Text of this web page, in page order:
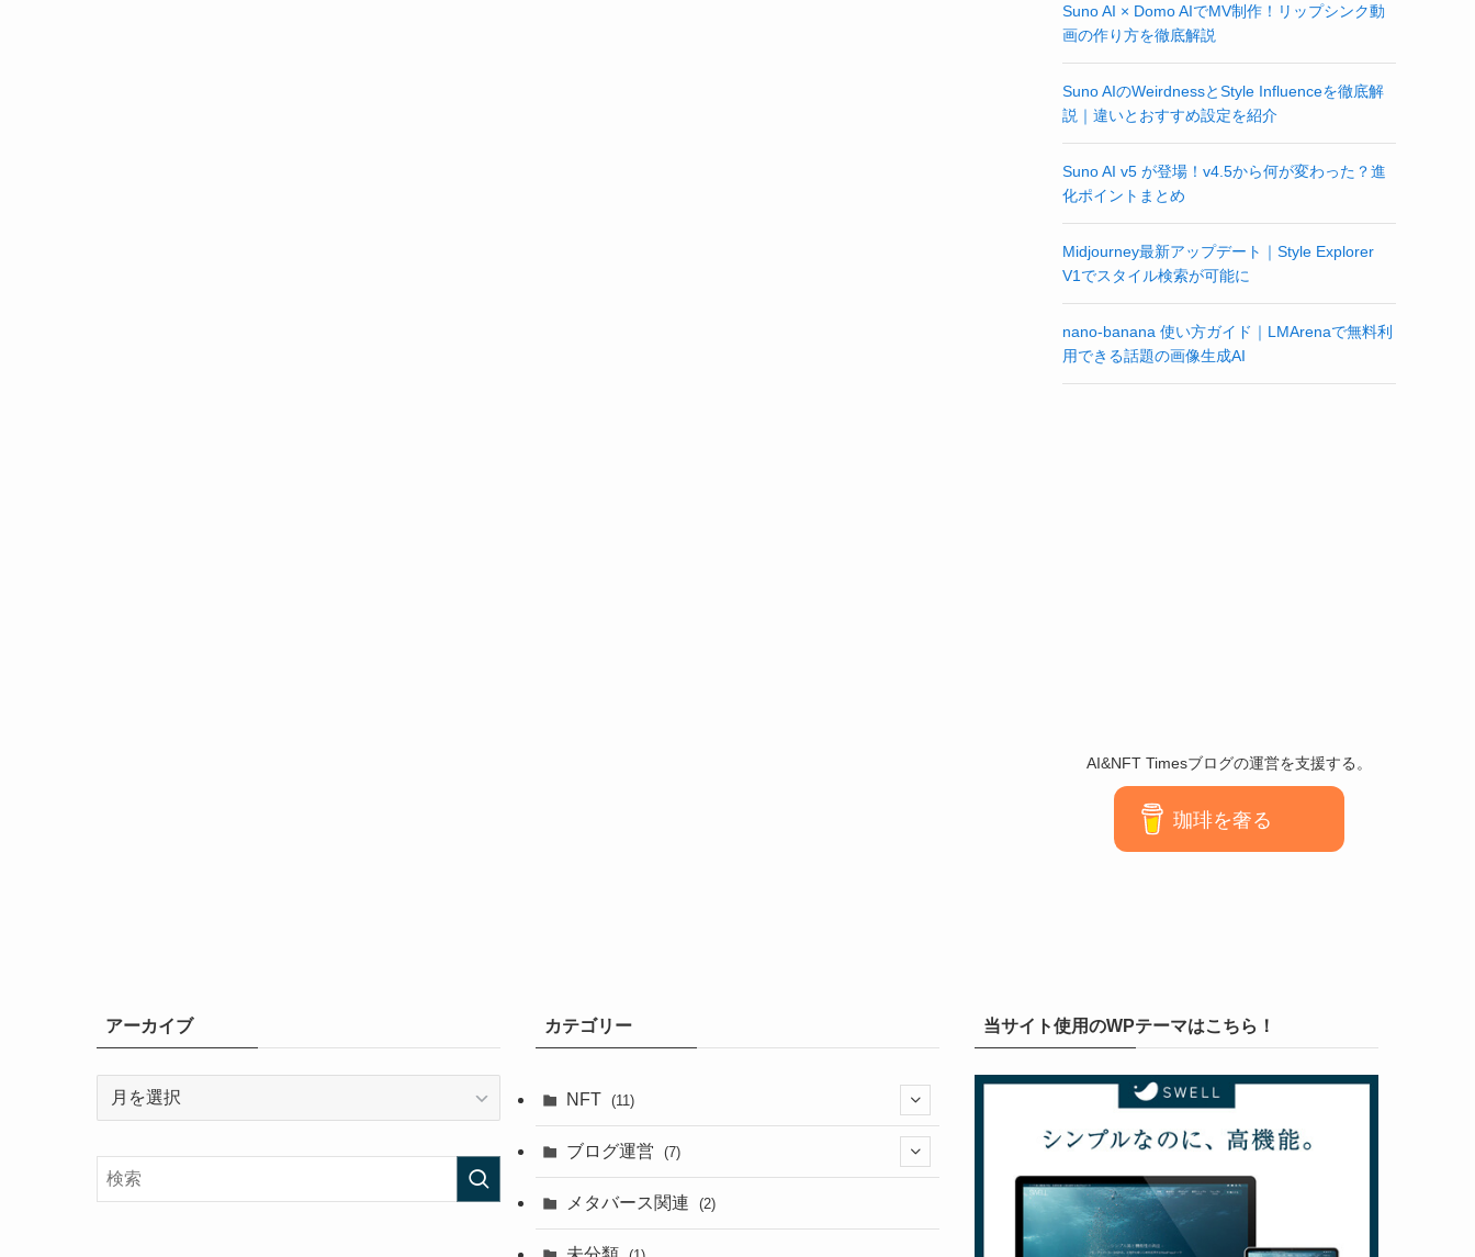
Suno AI × Domo AIでMV制作！リップシンク動
画の作り方を徹底解説
Suno AIのWeirdnessとStyle Influenceを徹底解
説｜違いとおすすめ設定を紹介
Suno AI v5 が登場！v4.5から何が変わった？進
化ポイントまとめ
Midjourney最新アップデート｜Style Explorer
V1でスタイル検索が可能に
nano-banana 使い方ガイド｜LMArenaで無料利
用できる話題の画像生成AI
AI&NFT Timesブログの運営を支援する。
珈琲を奢る
アーカイブ
イ
ブ
カテゴリー
NFT (11)
(1)
(5)
ブログ運営 (7)
(7)
メタバース関連 (2)
当サイト使用のWPテーマはこちら！